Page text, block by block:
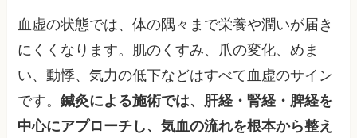
血虚の状態では、体の隅々まで栄養や潤いが届き
にくくなります。肌のくすみ、爪の変化、めま
い、動悸、気力の低下などはすべて血虚のサイン
です。鍼灸による施術では、肝経・腎経・脾経を
中心にアプローチし、気血の流れを根本から整え